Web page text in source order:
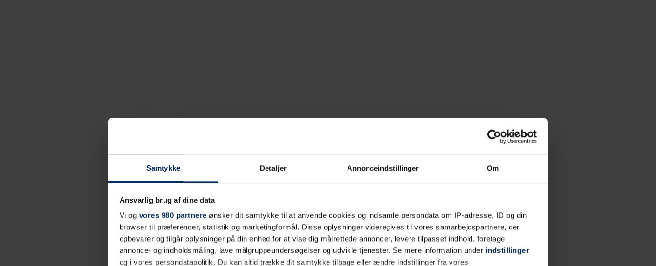
Samtykke Detaljer Annonceindstillinger Om
Ansvarlig brug af dine data
Vi og vores 980 partnere ønsker dit samtykke til at anvende cookies og indsamle persondata om IP-adresse, ID og din
browser til præferencer, statistik og marketingformål. Disse oplysninger videregives til vores samarbejdspartnere, der
opbevarer og tilgår oplysninger på din enhed for at vise dig målrettede annoncer, levere tilpasset indhold, foretage
annonce- og indholdsmåling, lave målgruppeundersøgelser og udvikle tjenester. Se mere information under indstillinger
og i vores persondatapolitik. Du kan altid trække dit samtykke tilbage eller ændre indstillinger fra vores